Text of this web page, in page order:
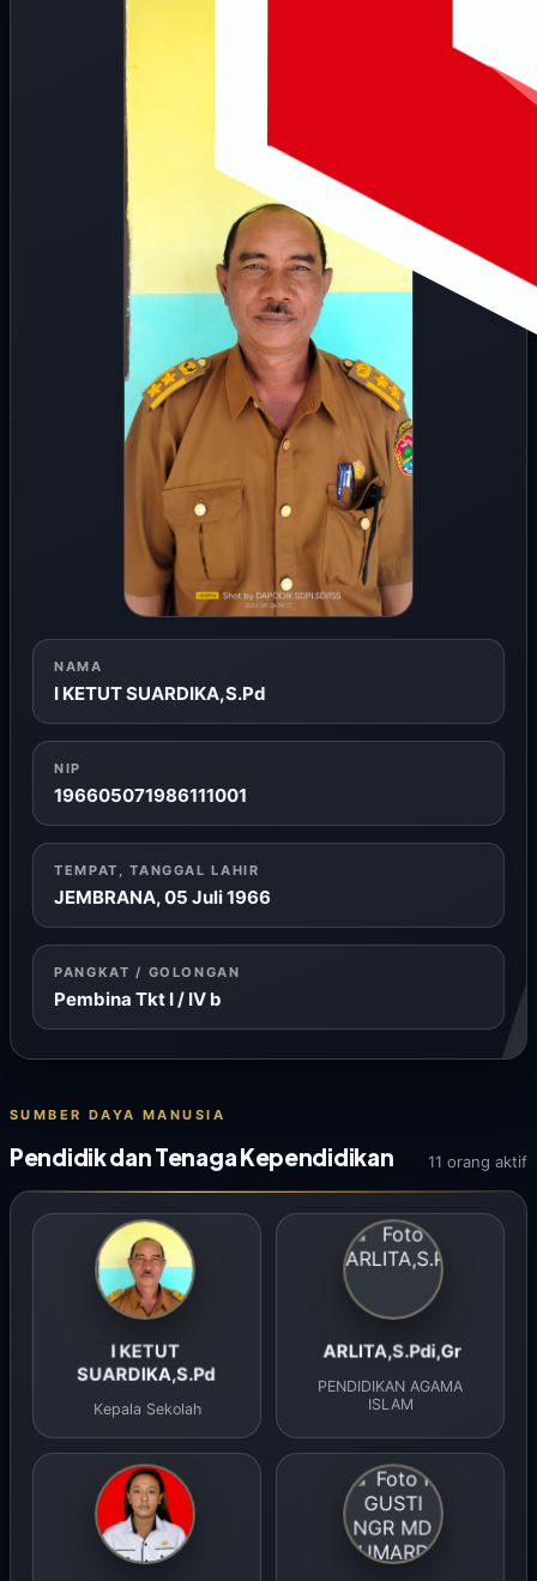
NAMA
I KETUT SUARDIKA,S.Pd
NIP
196605071986111001
TEMPAT, TANGGAL LAHIR
JEMBRANA, 05 Juli 1966
PANGKAT / GOLONGAN
Pembina Tkt I / IV b
SUMBER DAYA MANUSIA
Pendidik dan Tenaga Kependidikan 11 orang aktif
I KETUT
SUARDIKA,S.Pd
Kepala Sekolah
ARLITA,S.Pdi,Gr
PENDIDIKAN AGAMA
ISLAM